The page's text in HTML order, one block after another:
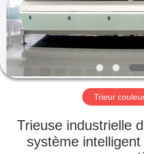
AU
SUJET
DE
NOUS
VISITE
D'USINE
Trieur
Trieuse industrielle
système